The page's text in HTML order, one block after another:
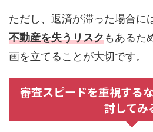
ただし、返済が滞った場合に
不動産を失うリスクもあるた
画を立てることが大切です。
審査スピードを重視する
討してみ